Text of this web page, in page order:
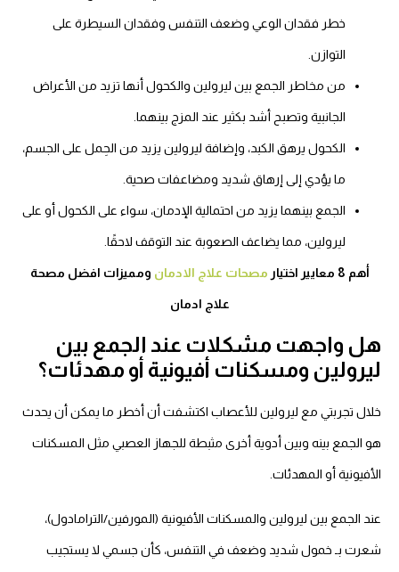
خطر فقدان الوعي وضعف التنفس وفقدان السيطرة على
التوازن.
من مخاطر الجمع بين ليرولين والكحول أنها تزيد من الأعراض
الجانبية وتصبح أشد بكثير عند المزج بينهما.
الكحول يرهق الكبد، وإضافة ليرولين يزيد من الحِمل على الجسم،
ما يؤدي إلى إرهاق شديد ومضاعفات صحية.
الجمع بينهما يزيد من احتمالية الإدمان، سواء على الكحول أو على
ليرولين، مما يضاعف الصعوبة عند التوقف لاحقًا.
أهم 8 معايير اختيار مصحات علاج الادمانومميزات افضل مصحة
علاج ادمان
واجهت مشكلات عند الجمع بين
ومسكنات أفيونية أو مهدئات؟
تجربتي مع ليرولين للأعصاب اكتشفت أن أخطر ما يمكن أن يحدث
الجمع بينه وبين أدوية أخرى مثبطة للجهاز العصبي مثل المسكنات
أو المهدئات.
الجمع بين ليرولين والمسكنات الأفيونية (المورفين/الترامادول)،
بـ خمول شديد وضعف في التنفس، كأن جسمي لا يستجيب